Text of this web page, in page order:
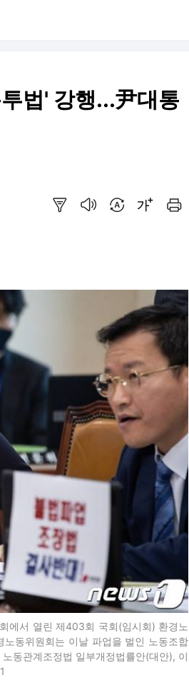
법' 강행...尹대통
에서 열린 제403회 국회(임시회) 환경노
동위원회는 이날 파업을 벌인 노동조합
동관계조정법 일부개정법률안(대안), 이